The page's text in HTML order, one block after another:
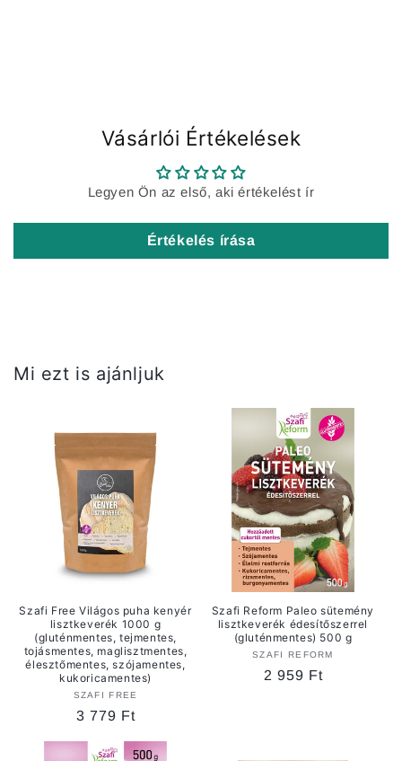
Vásárlói Értékelések
Legyen Ön az első, aki értékelést ír
Értékelés írása
Mi ezt is ajánljuk
Szafi Free Világos puha kenyér
lisztkeverék 1000 g
(gluténmentes, tejmentes,
tojásmentes, maglisztmentes,
élesztőmentes, szójamentes,
kukoricamentes)
Forgalmazó:
SZAFI FREE
Normál
3 779 Ft
Szafi Reform Paleo sütemény
lisztkeverék édesítőszerrel
(gluténmentes) 500 g
Forgalmazó:
SZAFI REFORM
Normál
2 959 Ft